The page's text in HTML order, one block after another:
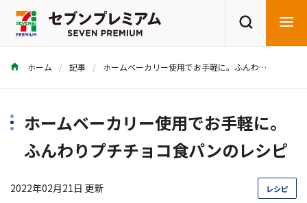
商品を探す レシピを探す
ホーム 記事 ホームベーカリー使用でお手軽に。ふんわりプチチョコ食パンのレシピ
ホームベーカリー使用でお手軽に。
ふんわりプチチョコ食パンのレシピ
2022年02月21日 更新 レシピ